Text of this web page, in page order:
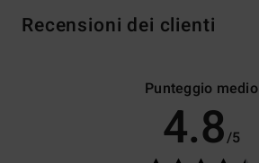
Recensioni dei clienti
Punteggio medio
4.8/5